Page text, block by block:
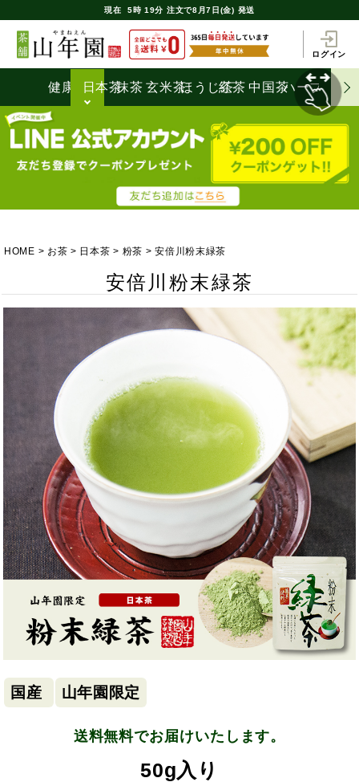
現在 5時 19分 注文で8月7日(金) 発送
ログイン
健康茶日本茶抹茶 玄米茶ほうじ茶
紅茶 中国茶ハーブティ
HOME お茶 日本茶 粉茶 安倍川粉末緑茶
安倍川粉末緑茶
国産 山年園限定
送料無料でお届けいたします。
50g入り